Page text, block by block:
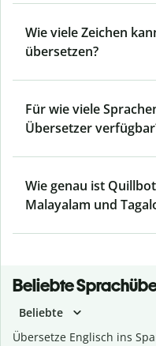
Wie viele Zeichen
übersetzen?
Für wie viele
Übersetzer
Wie genau ist
Malayalam und
Beliebte
Beliebte
Übersetze Englisch ins